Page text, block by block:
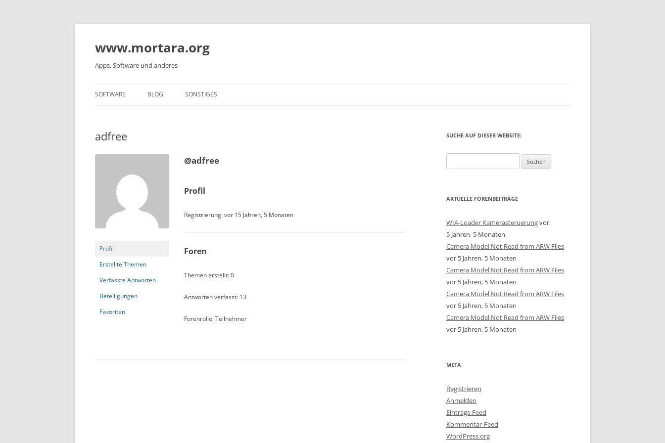
www.mortara.org
Apps, Software und anderes
SOFTWARE BLOG SONSTIGES
adfree
Profil
Erstellte Themen
Verfasste Antworten
Beteiligungen
Favoriten
@adfree
Profil
Registrierung: vor 15 Jahren, 5 Monaten
Foren
Themen erstellt: 0
Antworten verfasst: 13
Forenrolle: Teilnehmer
SUCHE AUF DIESER WEBSITE:
nach:
AKTUELLE FORENBEITRÄGE
WIA-Loader Kamerasteruerungvor
5 Jahren, 5 Monaten
Camera Model Not Read from ARW Files
vor 5 Jahren, 5 Monaten
Camera Model Not Read from ARW Files
vor 5 Jahren, 5 Monaten
Camera Model Not Read from ARW Files
vor 5 Jahren, 5 Monaten
Camera Model Not Read from ARW Files
vor 5 Jahren, 5 Monaten
META
Registrieren
Anmelden
Eintrags-Feed
Kommentar-Feed
WordPress.org